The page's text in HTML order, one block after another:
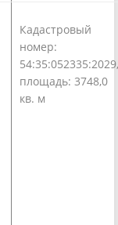
Кадастровый
номер:
54:35:052335:2029,
площадь: 3748,0
кв. м